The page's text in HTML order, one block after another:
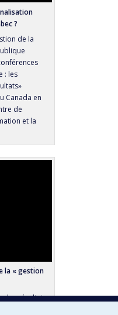
?
de la
: les
Canada en
de
et la
la « gestion
les résultats